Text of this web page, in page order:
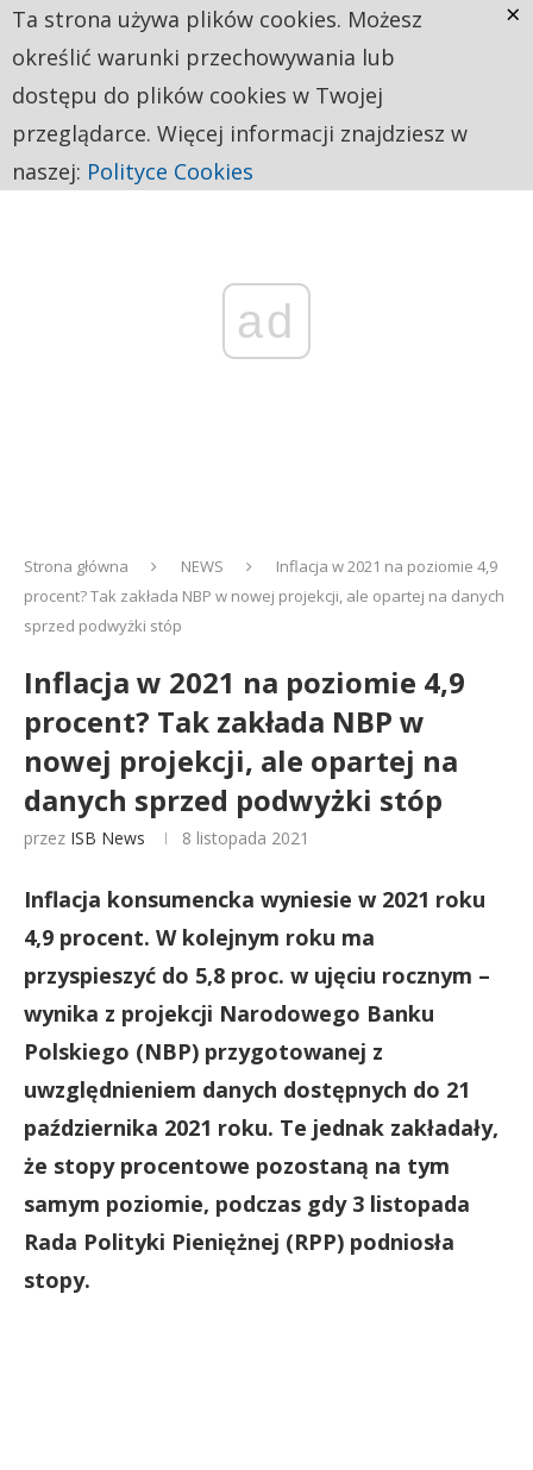
ad
Strona główna NEWS
Inflacja w 2021 na poziomie 4,9
procent? Tak zakłada NBP w nowej projekcji, ale opartej na danych
sprzed podwyżki stóp
Inflacja w 2021 na poziomie 4,9
procent? Tak zakłada NBP w
nowej projekcji, ale opartej na
danych sprzed podwyżki stóp
przez ISB News 8 listopada 2021
Inflacja konsumencka wyniesie w 2021 roku
4,9 procent. W kolejnym roku ma
przyspieszyć do 5,8 proc. w ujęciu rocznym –
wynika z projekcji Narodowego Banku
Polskiego (NBP) przygotowanej z
uwzględnieniem danych dostępnych do 21
października 2021 roku. Te jednak zakładały,
że stopy procentowe pozostaną na tym
samym poziomie, podczas gdy 3 listopada
Rada Polityki Pieniężnej (RPP) podniosła
stopy.
Ta strona używa plików cookies. Możesz
określić warunki przechowywania lub
dostępu do plików cookies w Twojej
przeglądarce. Więcej informacji znajdziesz w
naszej: Polityce Cookies
×